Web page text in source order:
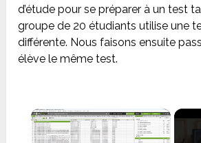
d’étude pour se préparer à un test
groupe de 20 étudiants utilise une
différente. Nous faisons ensuite
élève le même test.
×